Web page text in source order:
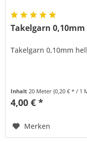
Takelgarn
Takelgarn 0,10mm
Inhalt20 Meter(0,20 € * / 1
4,00 € *
Merken